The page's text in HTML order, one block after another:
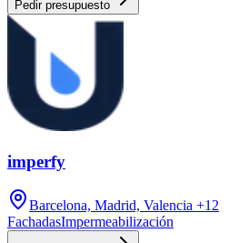
Pedir presupuesto
imperfy
Barcelona, Madrid, Valencia +12
FachadasImpermeabilización